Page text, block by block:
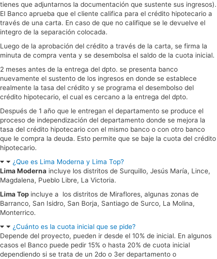
tienes que adjuntarnos la documentación que sustente sus ingresos).
El Banco aprueba que el cliente califica para el crédito hipotecario a
través de una carta. En caso de que no califique se le devuelve el
integro de la separación colocada.
Luego de la aprobación del crédito a través de la carta, se firma la
minuta de compra venta y se desembolsa el saldo de la cuota inicial.
2 meses antes de la entrega del dpto. se presenta banco
nuevamente el sustento de los ingresos en donde se establece
realmente la tasa del crédito y se programa el desembolso del
crédito hipotecario, el cual es cercano a la entrega del dpto.
Después de 1 año que le entregan el departamento se produce el
proceso de independización del departamento donde se mejora la
tasa del crédito hipotecario con el mismo banco o con otro banco
que le compra la deuda. Esto permite que se baje la cuota del crédito
hipotecario.
¿Que es Lima Moderna y Lima Top?
Lima Moderna incluye los distritos de Surquillo, Jesús María, Lince,
Magdalena, Pueblo Libre, La Victoria.
Lima Top incluye a los distritos de Miraflores, algunas zonas de
Barranco, San Isidro, San Borja, Santiago de Surco, La Molina,
Monterrico.
¿Cuánto es la cuota inicial que se pide?
Depende del proyecto, pueden ir desde el 10% de inicial. En algunos
casos el Banco puede pedir 15% o hasta 20% de cuota inicial
dependiendo si se trata de un 2do o 3er departamento o